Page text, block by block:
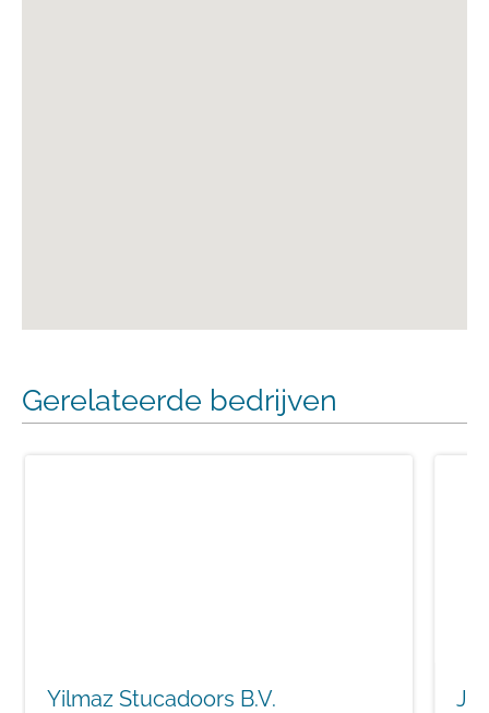
Gerelateerde bedrijven
Yilmaz Stucadoors B.V.